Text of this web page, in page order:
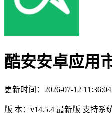
酷安安卓应用
更新时间： 2026-07-12 11:36:04
版 本： v14.5.4 最新版 支持系